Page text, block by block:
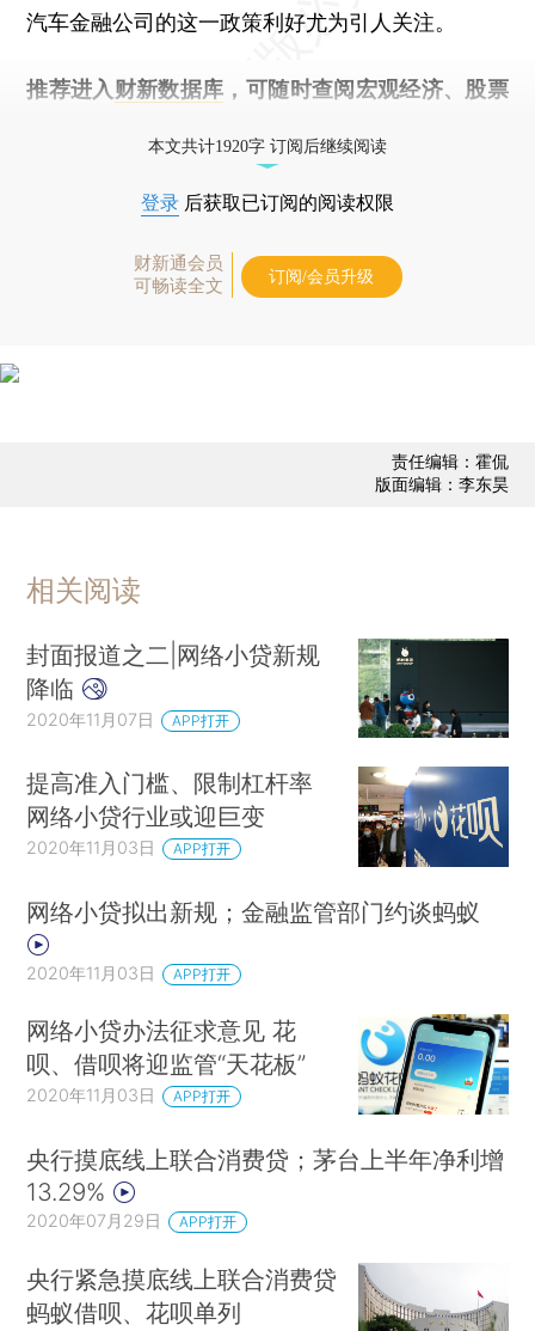
汽车金融公司的这一政策利好尤为引人关注。
推荐进入 财新数据库 ，可随时查阅宏观经济、股票
本文共计1920字 订阅后继续阅读
登录 后获取已订阅的阅读权限
财新通会员
可畅读全文
订阅/会员升级
责任编辑：霍侃
版面编辑：李东昊
相关阅读
封面报道之二|网络小贷新规
降临
2020年11月07日 APP打开
提高准入门槛、限制杠杆率
网络小贷行业或迎巨变
2020年11月03日 APP打开
网络小贷拟出新规；金融监管部门约谈蚂蚁
2020年11月03日 APP打开
网络小贷办法征求意见 花
呗、借呗将迎监管“天花板”
2020年11月03日 APP打开
央行摸底线上联合消费贷；茅台上半年净利增
13.29%
2020年07月29日 APP打开
央行紧急摸底线上联合消费贷
蚂蚁借呗、花呗单列